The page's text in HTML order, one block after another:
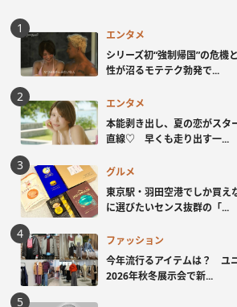
エンタメ
シリーズ初“強制帰国”の危
性が沼るモテテク勃発で...
エンタメ
本能剥き出し、夏の恋がス
直線♡ 早くも走り出す一...
グルメ
東京駅・羽田空港でしか買
に選びたいセンス抜群の「...
ファッション
今年流行るアイテムは？ ユ
2026年秋冬展示会で新...